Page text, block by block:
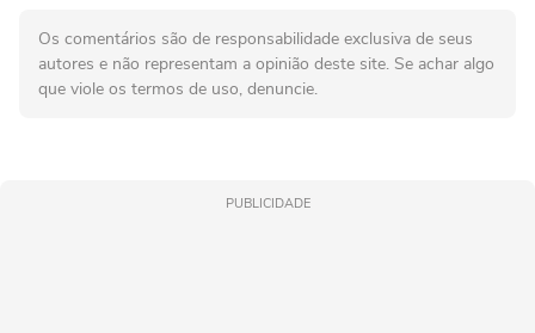
Os comentários são de responsabilidade exclusiva de seus
autores e não representam a opinião deste site. Se achar algo
que viole os termos de uso, denuncie.
PUBLICIDADE